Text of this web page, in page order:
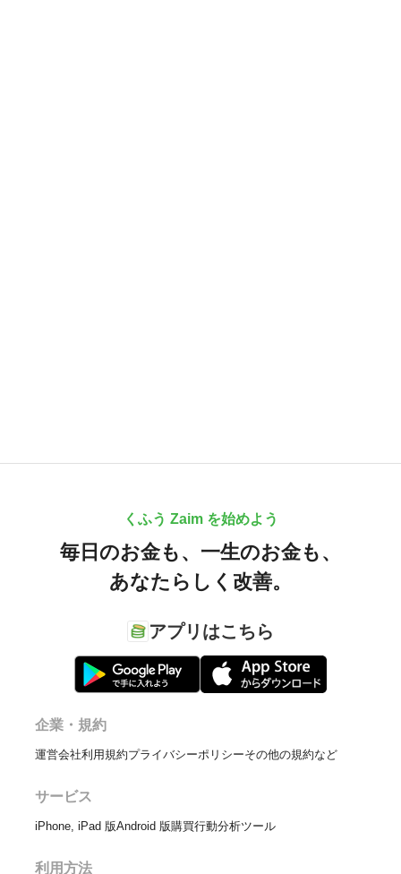
くふう Zaim を始めよう
毎日のお金も、 一生のお金も、
あなたらしく改善。
アプリはこちら
企業・規約
運営会社利用規約プライバシーポリシーその他の規約など
サービス
iPhone, iPad 版Android 版購買行動分析ツール
利用方法